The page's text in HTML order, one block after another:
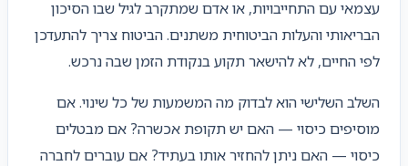
עצמאי עם התחייבויות, או אדם שמתקרב לגיל שבו הסיכון
הבריאותי והעלות הביטוחית משתנים. הביטוח צריך להתעדכן
לפי החיים, לא להישאר תקוע בנקודת הזמן שבה נרכש.
השלב השלישי הוא לבדוק מה המשמעות של כל שינוי. אם
מוסיפים כיסוי — האם יש תקופת אכשרה? אם מבטלים
כיסוי — האם ניתן להחזיר אותו בעתיד? אם עוברים לחברה